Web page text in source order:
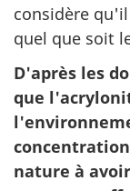
considère
quel que soit
D'après les
que
nature à